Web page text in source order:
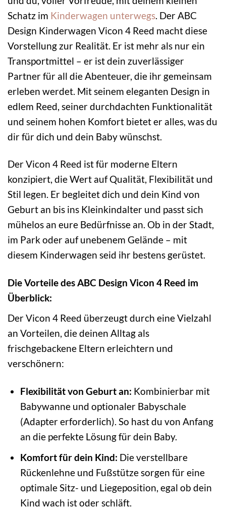
Schatz im Kinderwagen unterwegs . Der ABC
Design Kinderwagen Vicon 4 Reed macht diese
Vorstellung zur Realität. Er ist mehr als nur ein
Transportmittel – er ist dein zuverlässiger
Partner für all die Abenteuer, die ihr gemeinsam
erleben werdet. Mit seinem eleganten Design in
edlem Reed, seiner durchdachten Funktionalität
und seinem hohen Komfort bietet er alles, was du
dir für dich und dein Baby wünschst.
Der Vicon 4 Reed ist für moderne Eltern
konzipiert, die Wert auf Qualität, Flexibilität und
Stil legen. Er begleitet dich und dein Kind von
Geburt an bis ins Kleinkindalter und passt sich
mühelos an eure Bedürfnisse an. Ob in der Stadt,
im Park oder auf unebenem Gelände – mit
diesem Kinderwagen seid ihr bestens gerüstet.
Die Vorteile des ABC Design Vicon 4 Reed im
Überblick:
Der Vicon 4 Reed überzeugt durch eine Vielzahl
an Vorteilen, die deinen Alltag als
frischgebackene Eltern erleichtern und
verschönern:
Flexibilität von Geburt an: Kombinierbar mit
Babywanne und optionaler Babyschale
(Adapter erforderlich). So hast du von Anfang
an die perfekte Lösung für dein Baby.
Komfort für dein Kind: Die verstellbare
Rückenlehne und Fußstütze sorgen für eine
optimale Sitz- und Liegeposition, egal ob dein
Kind wach ist oder schläft.